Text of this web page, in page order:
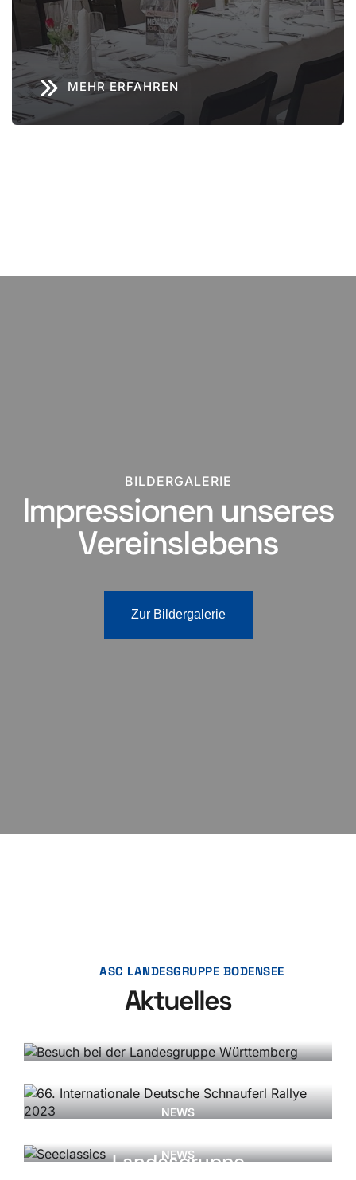
MEHR ERFAHREN
BILDERGALERIE
Impressionen unseres
Vereinslebens
Zur Bildergalerie
ASC LANDESGRUPPE BODENSEE
Aktuelles
NEWS
Landesgruppe
NEWS